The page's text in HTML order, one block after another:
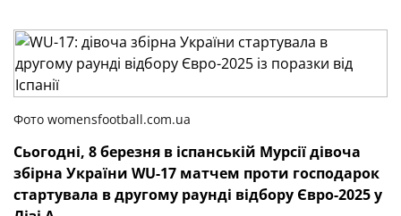
Фото womensfootball.com.ua
Сьогодні, 8 березня в іспанській Мурсії дівоча
збірна України WU-17 матчем проти господарок
стартувала в другому раунді відбору Євро-2025 у